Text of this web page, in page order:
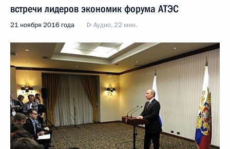
встречи лидеров экономик форума АТЭС
21 ноября 2016 года Аудио, 22 мин.